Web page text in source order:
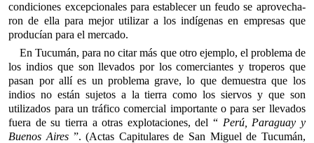
condiciones excepcionales para establecer un feudo se aprovecha­
ron de ella para mejor utilizar a los indígenas en empresas que
producían para el mercado.
En Tucumán, para no citar más que otro ejemplo, el problema de
los indios que son llevados por los comerciantes y troperos que
pasan por allí es un problema grave, lo que demuestra que los
indios no están sujetos a la tierra como los siervos y que son
utilizados para un tráfico comercial importante o para ser llevados
fuera de su tierra a otras explotaciones, del “ Perú, Paraguay y
Bue­nos Aires ”. (Actas Capitulares de San Miguel de Tucumán,